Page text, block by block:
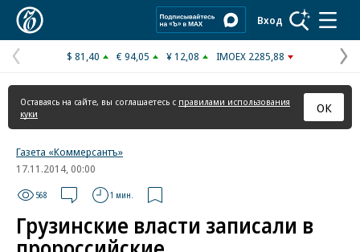
Вход
Предыдущая
страница
$ 81,40 € 94,05 ¥ 12,08 IMOEX 2285,88
Оставаясь на сайте, вы соглашаетесь с правилами использования
куки
ОК
Газета «Коммерсантъ»
17.11.2014, 00:00
568 1 мин.
Грузинские власти записали в